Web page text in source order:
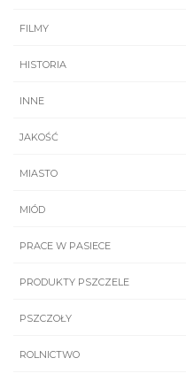
FILMY
HISTORIA
INNE
JAKOŚĆ
MIASTO
MIÓD
PRACE W PASIECE
PRODUKTY PSZCZELE
PSZCZOŁY
ROLNICTWO